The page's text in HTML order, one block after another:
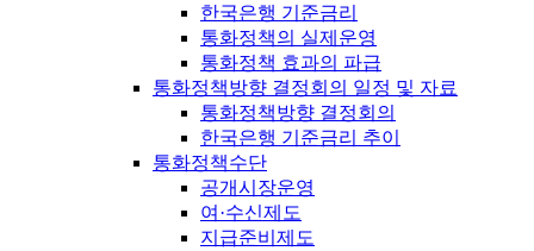
한국은행 기준금리
통화정책의 실제운영
통화정책 효과의 파급
통화정책방향 결정회의 일정 및 자료
통화정책방향 결정회의
한국은행 기준금리 추이
통화정책수단
공개시장운영
여·수신제도
지급준비제도